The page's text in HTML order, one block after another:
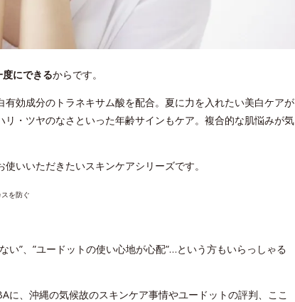
度にできるからです。
効成分のトラネキサム酸を配合。夏に力を入れたい美白ケアが
・ツヤのなさといった年齢サインもケア。複合的な肌悩みが気
いいただきたいスキンケアシリーズです。
を防ぐ
い”、”ユードットの使い心地が心配”…という方もいらっしゃる
に、沖縄の気候故のスキンケア事情やユードットの評判、ここ